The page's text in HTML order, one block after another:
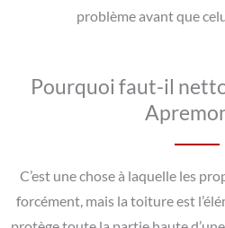
problème avant que
Pourquoi faut-il
C’est une chose à laquelle les
forcément, mais la toiture est